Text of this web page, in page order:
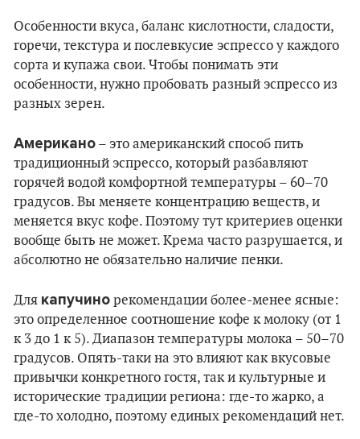
Особенности вкуса, баланс кислотности, сладости,
горечи, текстура и послевкусие эспрессо у каждого
сорта и купажа свои. Чтобы понимать эти
особенности, нужно пробовать разный эспрессо из
разных зерен.
Американо – это американский способ пить
традиционный эспрессо, который разбавляют
горячей водой комфортной температуры – 60–70
градусов. Вы меняете концентрацию веществ, и
меняется вкус кофе. Поэтому тут критериев оценки
вообще быть не может. Крема часто разрушается, и
абсолютно не обязательно наличие пенки.
Для капучино рекомендации более-менее ясные:
это определенное соотношение кофе к молоку (от 1
к 3 до 1 к 5). Диапазон температуры молока – 50–70
градусов. Опять-таки на это влияют как вкусовые
привычки конкретного гостя, так и культурные и
исторические традиции региона: где-то жарко, а
где-то холодно, поэтому единых рекомендаций нет.